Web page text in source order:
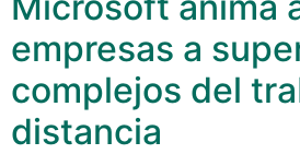
empresas a
complejos del
distancia